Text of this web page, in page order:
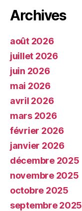
Archives
août 2026
juillet 2026
juin 2026
mai 2026
avril 2026
mars 2026
février 2026
janvier 2026
décembre 2025
novembre 2025
octobre 2025
septembre 2025